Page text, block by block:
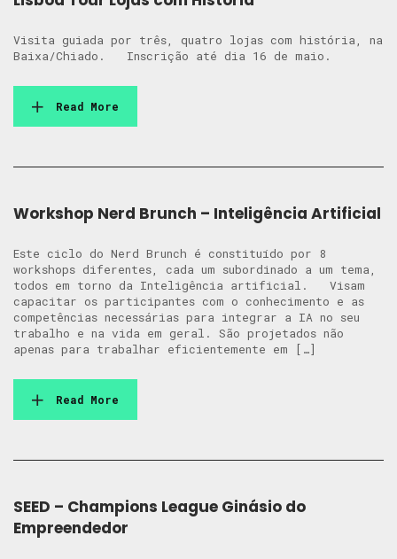
Visita guiada por três, quatro lojas com história, na
Baixa/Chiado. Inscrição até dia 16 de maio.
Read More
Workshop Nerd Brunch – Inteligência Artificial
Este ciclo do Nerd Brunch é constituído por 8
workshops diferentes, cada um subordinado a um tema,
todos em torno da Inteligência artificial. Visam
capacitar os participantes com o conhecimento e as
competências necessárias para integrar a IA no seu
trabalho e na vida em geral. São projetados não
apenas para trabalhar eficientemente em […]
Read More
SEED – Champions League Ginásio do
Empreendedor